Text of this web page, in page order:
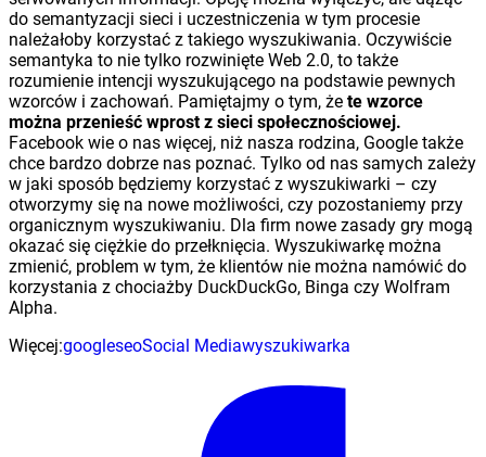
do semantyzacji sieci i uczestniczenia w tym procesie
należałoby korzystać z takiego wyszukiwania. Oczywiście
semantyka to nie tylko rozwinięte Web 2.0, to także
rozumienie intencji wyszukującego na podstawie pewnych
wzorców i zachowań. Pamiętajmy o tym, że te wzorce
można przenieść wprost z sieci społecznościowej.
Facebook wie o nas więcej, niż nasza rodzina, Google także
chce bardzo dobrze nas poznać. Tylko od nas samych zależy
w jaki sposób będziemy korzystać z wyszukiwarki – czy
otworzymy się na nowe możliwości, czy pozostaniemy przy
organicznym wyszukiwaniu. Dla firm nowe zasady gry mogą
okazać się ciężkie do przełknięcia. Wyszukiwarkę można
zmienić, problem w tym, że klientów nie można namówić do
korzystania z chociażby DuckDuckGo, Binga czy Wolfram
Alpha.
Więcej:googleseoSocial Mediawyszukiwarka